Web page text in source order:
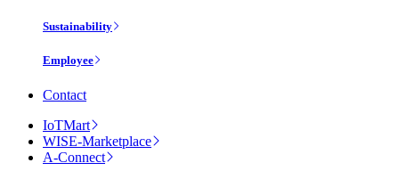
Sustainability
Employee
Contact
IoTMart
WISE-Marketplace
A-Connect